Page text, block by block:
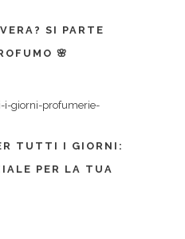
SI PARTE
🌸
TUTTI I GIORNI:
PER LA TUA